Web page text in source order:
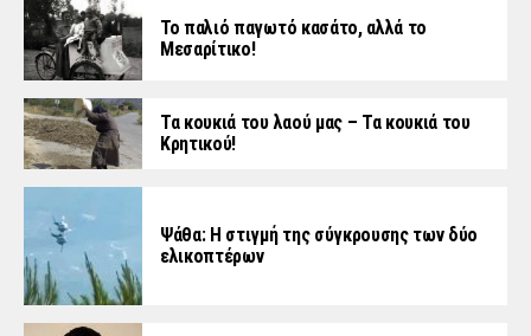
Το παλιό παγωτό κασάτο, αλλά το
Μεσαρίτικο!
Τα κουκιά του λαού μας – Τα κουκιά του
Κρητικού!
Ψάθα: Η στιγμή της σύγκρουσης των δύο
ελικοπτέρων